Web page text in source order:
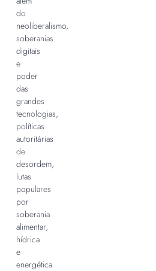
do
neoliberalismo,
soberanias
digitais
e
poder
das
grandes
tecnologias,
políticas
autoritárias
de
desordem,
lutas
populares
por
soberania
alimentar,
hídrica
e
energética